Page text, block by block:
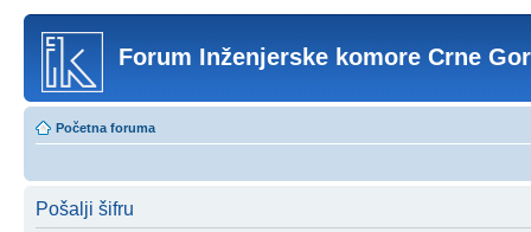
Forum Inženjerske komore Crne
Početna foruma
Pošalji šifru